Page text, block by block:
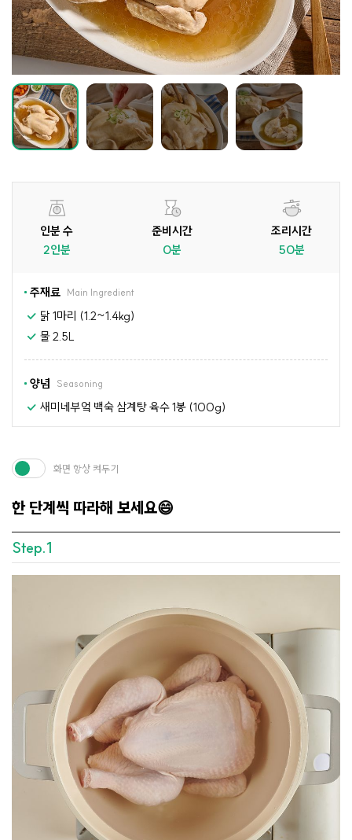
인분 수
2인분
준비시간
0분
조리시간
50분
주재료 Main Ingredient
닭 1마리 (1.2~1.4kg)
물 2.5L
양념 Seasoning
새미네부엌 백숙 삼계탕 육수 1봉 (100g)
한 단계씩 따라해 보세요😄
화면 항상 켜두기
Step.1